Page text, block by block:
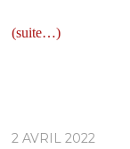
(suite…)
2 AVRIL 2022